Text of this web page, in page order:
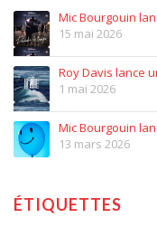
Mic Bourgouin
15 mai 2026
Roy Davis lance
1 mai 2026
Mic Bourgouin
13 mars 2026
ÉTIQUETTES